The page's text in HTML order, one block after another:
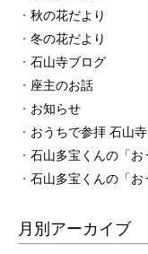
秋の花だより
冬の花だより
石山寺ブログ
座主のお話
お知らせ
おうちで参拝 石山寺
石山多宝くんの「お
石山多宝くんの「お
月別アーカイブ